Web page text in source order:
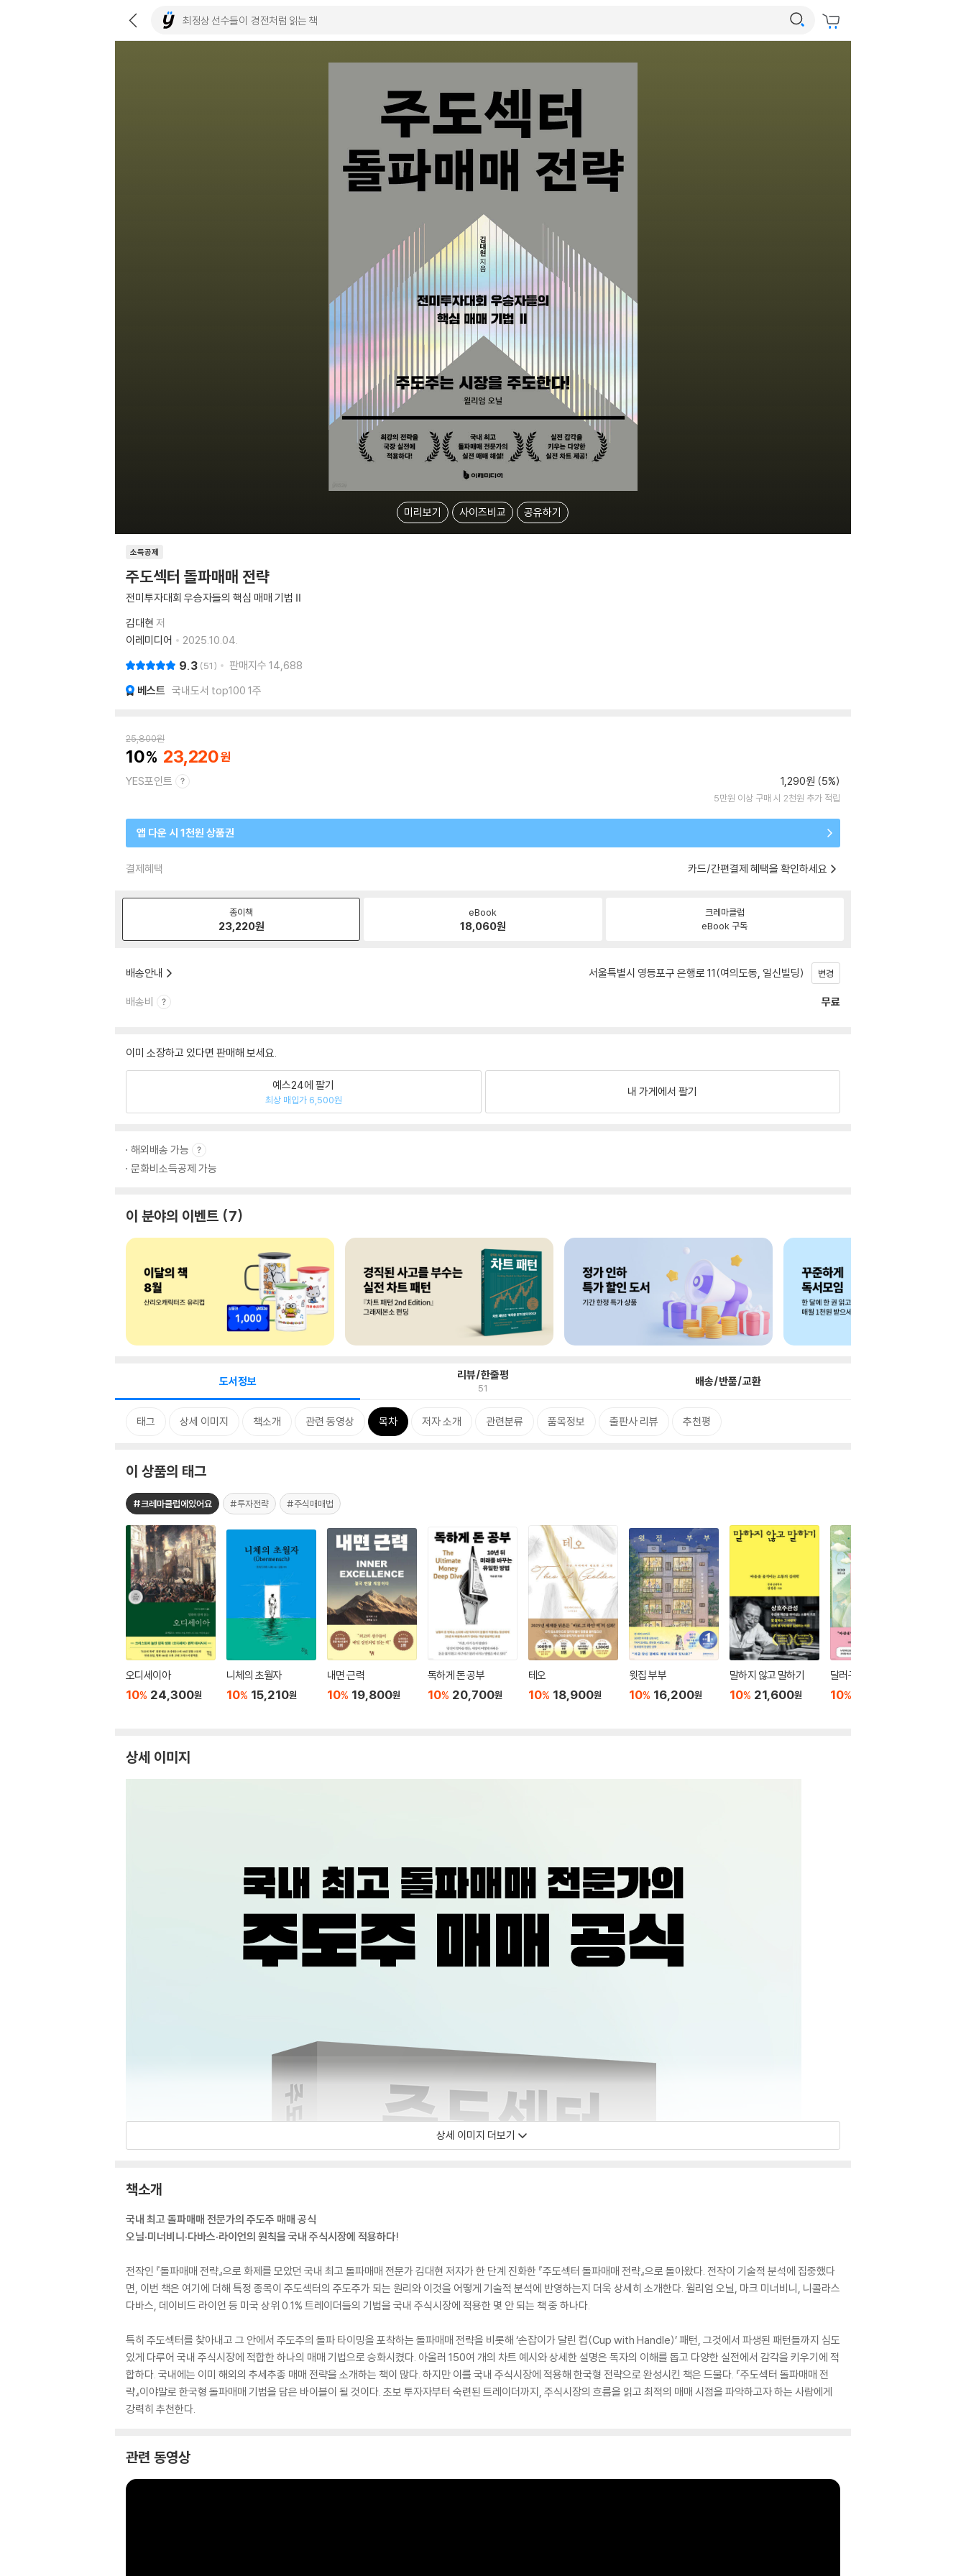
미리보기 사이즈비교 공유하기
소득공제
주도섹터 돌파매매 전략
전미투자대회 우승자들의 핵심 매매 기법 Ⅱ
김대현 저
이레미디어
2025.10.04.
9.3 51 판매지수 14,688
베스트 국내도서 top100 1주
25,800원
10 23,220
YES포인트 1,290원 (5%)
5만원 이상 구매 시 2천원 추가 적립
앱 다운 시 1천원 상품권
결제혜택 카드/간편결제 혜택을 확인하세요
종이책
23,220원
eBook
18,060원
크레마클럽
eBook 구독
배송안내 서울특별시 영등포구 은행로 11(여의도동, 일신빌딩) 변경
배송비 무료
이미 소장하고 있다면 판매해 보세요.
예스24에 팔기
최상 매입가 6,500원
내 가게에서 팔기
해외배송 가능
문화비소득공제 가능
이 분야의 이벤트 7
도서정보 리뷰/한줄평
51 배송/반품/교환
태그 상세 이미지 책소개 관련 동영상 목차 저자 소개 관련분류 품목정보 출판사 리뷰 추천평
이 상품의 태그
#크레마클럽에있어요 #투자전략 #주식매매법
오디세이아
10% 24,300원
니체의 초월자
10% 15,210원
내면 근력
10% 19,800원
독하게 돈 공부
10% 20,700원
테오
10% 18,900원
윗집 부부
10% 16,200원
말하지 않고 말하기
10% 21,600원
달러구트 꿈 백화점 0
10%
상세 이미지
상세 이미지 더보기
책소개
국내 최고 돌파매매 전문가의 주도주 매매 공식
오닐·미너비니·다바스·라이언의 원칙을 국내 주식시장에 적용하다!
전작인 『돌파매매 전략』으로 화제를 모았던 국내 최고 돌파매매 전문가 김대현 저자가 한 단계 진화한 『주도섹터 돌파매매 전략』으로 돌아왔다. 전작이 기술적 분석에 집중했다
면, 이번 책은 여기에 더해 특정 종목이 주도섹터의 주도주가 되는 원리와 이것을 어떻게 기술적 분석에 반영하는지 더욱 상세히 소개한다. 윌리엄 오닐, 마크 미너비니, 니콜라스
다바스, 데이비드 라이언 등 미국 상위 0.1% 트레이더들의 기법을 국내 주식시장에 적용한 몇 안 되는 책 중 하나다.
특히 주도섹터를 찾아내고 그 안에서 주도주의 돌파 타이밍을 포착하는 돌파매매 전략을 비롯해 ‘손잡이가 달린 컵(Cup with Handle)’ 패턴, 그것에서 파생된 패턴들까지 심도
있게 다루어 국내 주식시장에 적합한 하나의 매매 기법으로 승화시켰다. 아울러 150여 개의 차트 예시와 상세한 설명은 독자의 이해를 돕고 다양한 실전에서 감각을 키우기에 적
합하다. 국내에는 이미 해외의 추세추종 매매 전략을 소개하는 책이 많다. 하지만 이를 국내 주식시장에 적용해 한국형 전략으로 완성시킨 책은 드물다. 『주도섹터 돌파매매 전
략』이야말로 한국형 돌파매매 기법을 담은 바이블이 될 것이다. 초보 투자자부터 숙련된 트레이더까지, 주식시장의 흐름을 읽고 최적의 매매 시점을 파악하고자 하는 사람에게
강력히 추천한다.
관련 동영상